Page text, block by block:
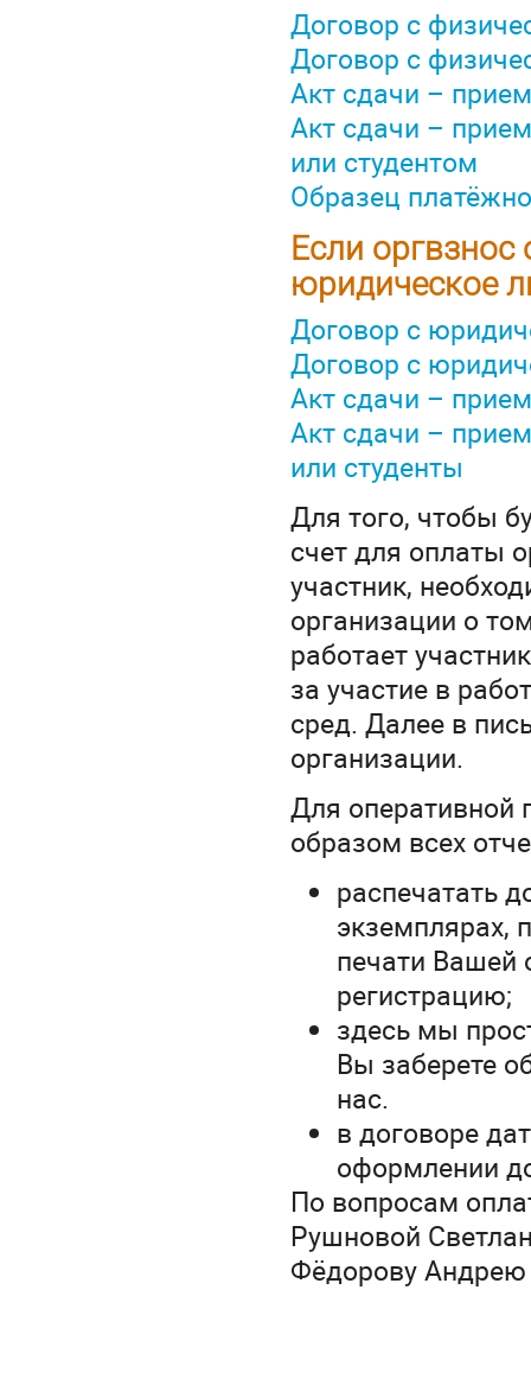
Договор с
Договор с
Акт сдачи –
Акт сдачи –
или студентом
Образец
Если оргвзнос
юридическое
Договор с
Договор с
Акт сдачи –
Акт сдачи –
или студенты
Для того, чтобы
счет для оплаты
участник,
организации о
работает
за участие в
сред. Далее в
организации.
Для
образом всех
распечатать
экземплярах,
печати Вашей
регистрацию;
здесь мы
Вы заберете
нас.
в договоре
оформлении
По вопросам
Рушновой
Фёдорову